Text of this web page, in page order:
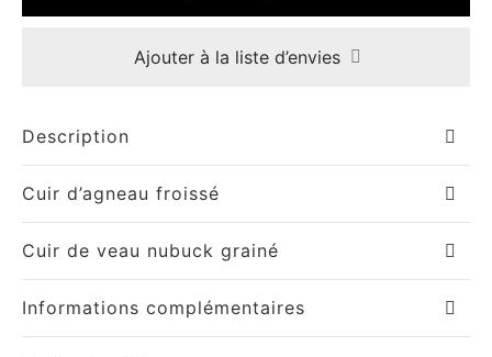
Ajouter à la liste d’envies
Description
Cuir d’agneau froissé
Cuir de veau nubuck grainé
Informations complémentaires